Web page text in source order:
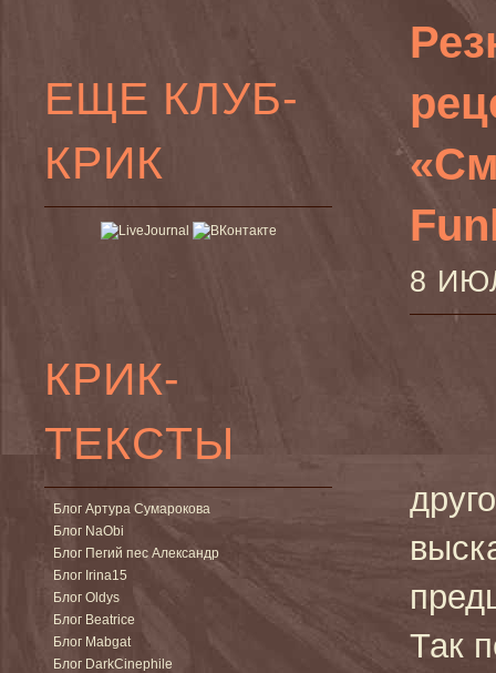
ЕЩЕ КЛУБ-
КРИК
КРИК-
ТЕКСТЫ
Блог Артура Сумарокова
Блог NaObi
Блог Пегий пес Александр
Блог Irina15
Блог Oldys
Блог Beatrice
Блог Mabgat
Блог DarkCinephile
8
Так